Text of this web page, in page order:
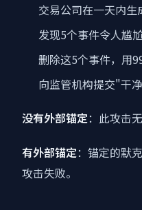
交易公司在一天内生
发现5个事件令人尴
删除这5个事件，用
向监管机构提交"干
没有外部锚定：此攻击
有外部锚定：锚定的默
攻击失败。